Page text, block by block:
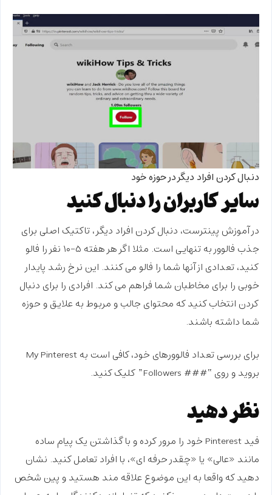
دنبال کردن افراد دیگر در حوزه خود
سایر کاربران را دنبال کنید
درآموزش پینترست، دنبال کردن افراد دیگر، تاکتیک اصلی برای
جذب فالوور به تنهایی است. مثلا اگر هر هفته ۵-۱۰ نفر را فالو
کنید، تعدادی از آنها شما را فالو می کنند. این نرخ رشد پایدار
خوبی را برای مخاطبان شما فراهم می کند. افرادی را برای دنبال
کردن انتخاب کنید که محتوای جالب و مربوط به علایق و حوزه
شما داشته باشند.
برای بررسی تعداد فالوورهای خود، کافی است به My Pinterest
بروید و روی “### Followers” کلیک کنید.
نظر دهید
فید Pinterest خود را مرور کرده و با گذاشتن یک پیام ساده
مانند «عالی» یا «چقدر حرفه ای»، با افراد تعامل کنید. نشان
دهید که واقعا به این موضوع علاقه مند هستید و پین شخص